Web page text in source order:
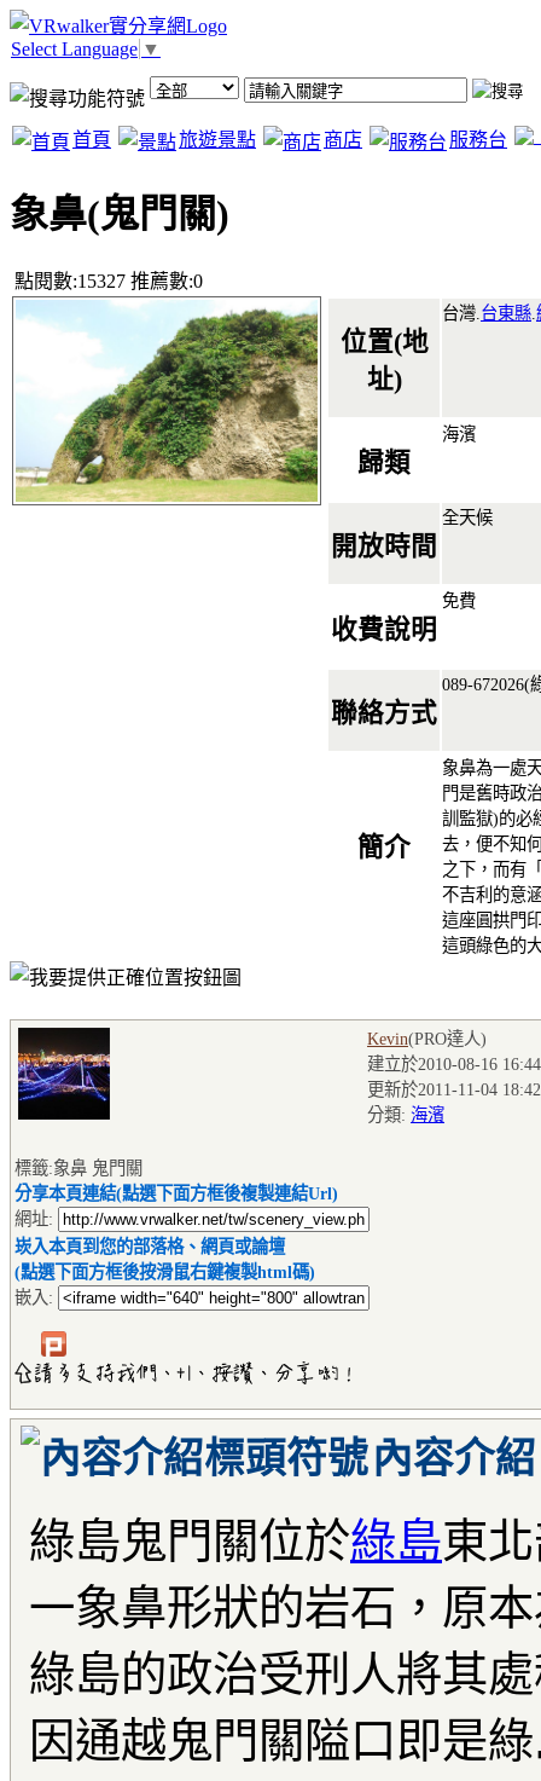
Select Language ▼
首頁 旅遊景點 商店 服務台
象鼻(鬼門關)
點閱數:15327 推薦數:0
位置(地
址)
台灣. 台東縣
歸類
海濱
開放時間
全天候
收費說明
免費
聯絡方式
089-672026(
簡介
象鼻為一處
門是舊時政
訓監獄)的必
去，便不知
之下，而有
不吉利的意
這座圓拱門
這頭綠色的
Kevin(PRO達人)
建立於2010-08-16
更新於2011-11-04
分類: 海濱
標籤:象鼻 鬼門關
分享本頁連結(點選下面方框後複製連結Url)
網址:
崁入本頁到您的部落格、網頁或論壇
(點選下面方框後按滑鼠右鍵複製html碼)
嵌入:
內容介紹
綠島鬼門關位於綠島東
一象鼻形狀的岩石，原
綠島的政治受刑人將其
因通越鬼門關隘口即是